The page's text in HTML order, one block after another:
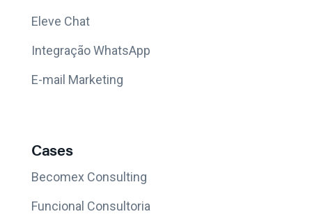
Eleve Chat
Integração WhatsApp
E-mail Marketing
Cases
Becomex Consulting
Funcional Consultoria